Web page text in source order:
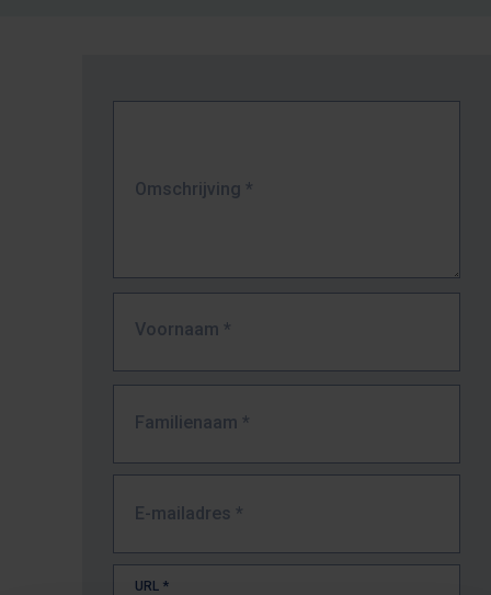
Omschrijving *
Voornaam *
Familienaam *
E-mailadres *
URL *